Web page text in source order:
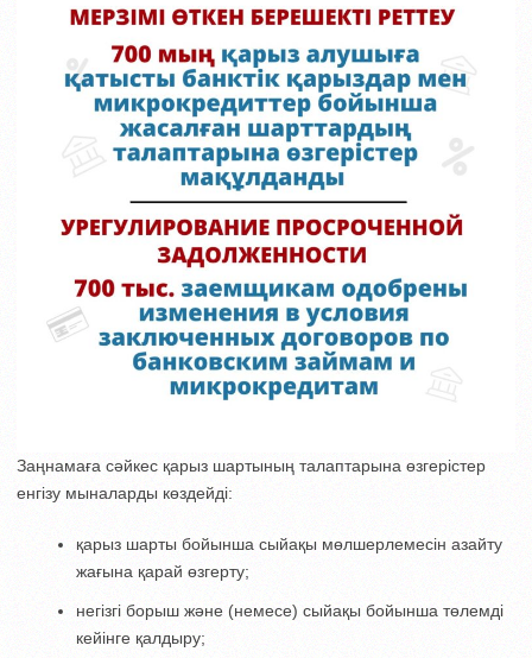
Заңнамаға сәйкес қарыз шартының талаптарына өзгерістер
енгізу мыналарды көздейді:
қарыз шарты бойынша сыйақы мөлшерлемесін азайту
жағына қарай өзгерту;
негізгі борыш және (немесе) сыйақы бойынша төлемді
кейінге қалдыру;